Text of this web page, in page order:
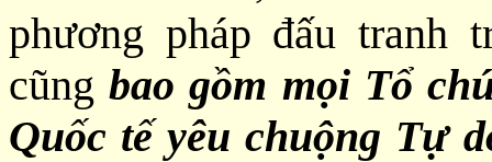
phương pháp đấu tranh
cũngbao gồm mọi Tổ
Quốc tế yêu chuộng Tự